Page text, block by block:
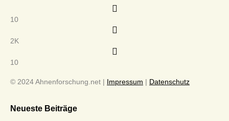
10
2K
10
© 2024 Ahnenforschung.net | Impressum | Datenschutz
Neueste Beiträge